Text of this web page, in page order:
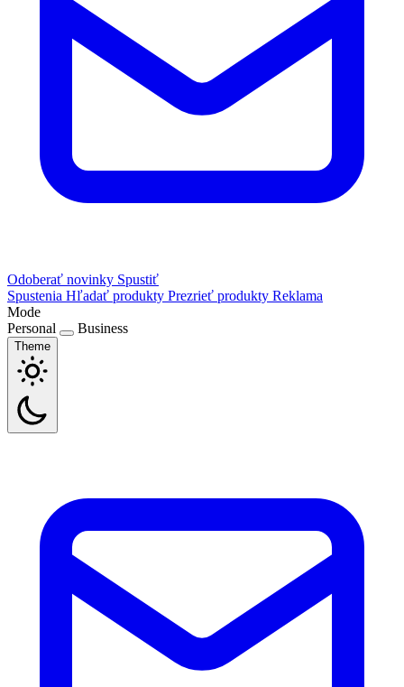
Odoberať novinky Spustiť
Spustenia Hľadať produkty Prezrieť produkty Reklama
Mode
Personal
Business
Theme